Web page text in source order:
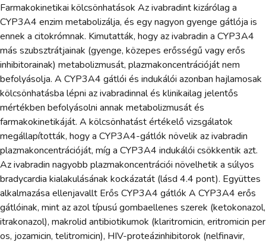
Farmakokinetikai kölcsönhatások Az ivabradint kizárólag a
CYP3A4 enzim metabolizálja, és egy nagyon gyenge gátlója is
ennek a citokrómnak. Kimutatták, hogy az ivabradin a CYP3A4
más szubsztrátjainak (gyenge, közepes erősségű vagy erős
inhibitorainak) metabolizmusát, plazmakoncentrációját nem
befolyásolja. A CYP3A4 gátlói és indukálói azonban hajlamosak
kölcsönhatásba lépni az ivabradinnal és klinikailag jelentős
mértékben befolyásolni annak metabolizmusát és
farmakokinetikáját. A kölcsönhatást értékelő vizsgálatok
megállapították, hogy a CYP3A4-gátlók növelik az ivabradin
plazmakoncentrációját, míg a CYP3A4 indukálói csökkentik azt.
Az ivabradin nagyobb plazmakoncentrációi növelhetik a súlyos
bradycardia kialakulásának kockázatát (lásd 4.4 pont). Együttes
alkalmazása ellenjavallt Erős CYP3A4 gátlók A CYP3A4 erős
gátlóinak, mint az azol típusú gombaellenes szerek (ketokonazol,
itrakonazol), makrolid antibiotikumok (klaritromicin, eritromicin per
os, jozamicin, telitromicin), HIV-proteázinhibitorok (nelfinavir,